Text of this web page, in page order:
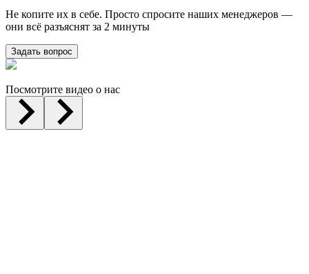
Не копите их в себе. Просто спросите наших менеджеров —
они всё разъяснят за 2 минуты
Задать вопрос
Посмотрите видео о нас